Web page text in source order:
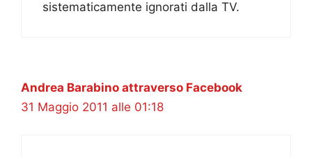
sistematicamente ignorati dalla TV.
Andrea Barabino attraverso Facebook
31 Maggio 2011 alle 01:18